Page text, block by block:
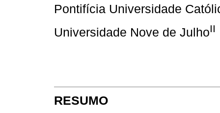
Pontifícia Universidade
Universidade Nove de JulhoII
RESUMO